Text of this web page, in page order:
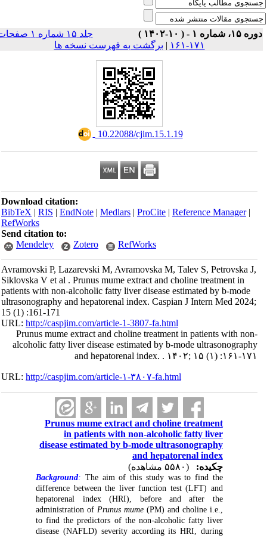
۱۵، شماره ۱ - ( ۱۰-۱۴۰۲ )
جلد ۱۵ شماره ۱ صفحات
۱۷۱-۱۶۱
| برگشت به فهرست نسخه ها
‎ 10.22088/cjim.15.1.19
Download citation:
BibTeX|RIS|EndNote|Medlars|ProCite|Reference Manager
RefWorks
Send citation to:
Mendeley
Zotero RefWorks
Avramovski P, Lazarevski M, Avramovska M, Talev S, Petrovska J,
Siklovska V et al . Prunus mume extract and choline treatment in
patients with non-alcoholic fatty liver disease estimated by b-mode
ultrasonography and hepatorenal index. Caspian J Intern Med 2024;
15 (1) :161-171
URL:http://caspjim.com/article-1-3807-fa.html
Prunus mume extract and choline treatment in patients with non-
alcoholic fatty liver disease estimated by b-mode ultrasonography
and hepatorenal index. . ۱۴۰۲; ۱۵ (۱) :۱۶۱-۱۷۱
URL:http://caspjim.com/article-۱-۳۸۰۷-fa.html
Prunus mume extract and choline treatment
in patients with non-alcoholic fatty liver
disease estimated by b-mode ultrasonography
and hepatorenal index
چکیده:
Background: The aim of this study was to find the
difference between the liver function test (LFT) and
hepatorenal index (HRI), before and after the
administration ofPrunus mume(PM) and choline i.e.,
to find the predictors of the non-alcoholic fatty liver
disease (NAFLD) severity according its HRI, during